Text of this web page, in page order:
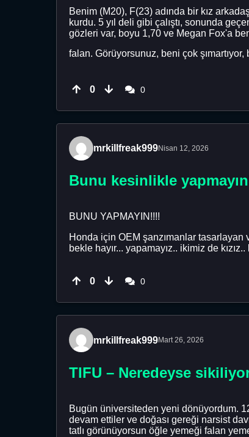
Benim (M20), F(23) adında bir kız
kurdu. 5 yıl deli gibi çalıştı, sonunda
gözleri var, boyu 1,70 ve Megan Fox'a
falan. Görüyorsunuz, beni çok
0 0
mrkillfreak999Nisan 12, 2026
Bunu kesinlikle
BUNU YAPMAYIN!!!!
Honda için OEM şanzımanlar tasarlayan
bekle hayır... yapamayız.. ikimiz de
0 0
mrkillfreak999Mart 26, 2026
TIFU – Neredeyse
Bugün üniversiteden yeni dönüyordum.
devam ettiler ve doğası gereği narsist
tatlı görünüyorsun öğle yemeği falan